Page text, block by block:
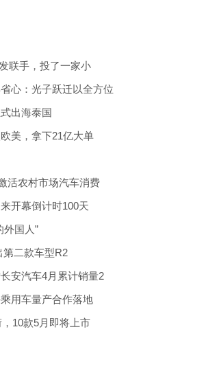
联手，投了一家小
心：光子跃迁以全方位
出海泰国
美，拿下21亿大单
活农村市场汽车消费
开幕倒计时100天
外国人”
第二款车型R2
安汽车4月累计销量2
用车量产合作落地
10款5月即将上市